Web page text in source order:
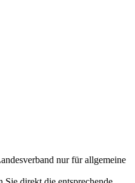
nur für allgemeine